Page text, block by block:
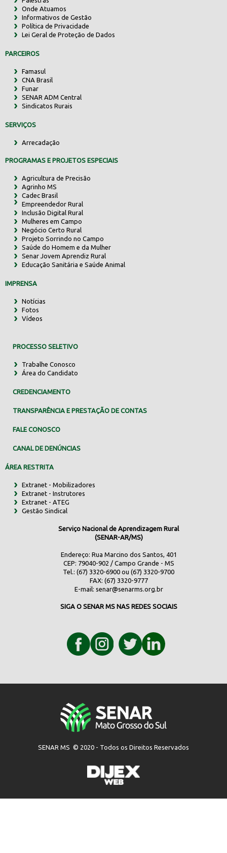
Onde Atuamos
Informativos de Gestão
Política de Privacidade
Lei Geral de Proteção de Dados
PARCEIROS
Famasul
CNA Brasil
Funar
SENAR ADM Central
Sindicatos Rurais
SERVIÇOS
Arrecadação
PROGRAMAS E PROJETOS ESPECIAIS
Agricultura de Precisão
Agrinho MS
Cadec Brasil
Empreendedor Rural
Inclusão Digital Rural
Mulheres em Campo
Negócio Certo Rural
Projeto Sorrindo no Campo
Saúde do Homem e da Mulher
Senar Jovem Aprendiz Rural
Educação Sanitária e Saúde Animal
IMPRENSA
Notícias
Fotos
Vídeos
PROCESSO SELETIVO
Trabalhe Conosco
Área do Candidato
CREDENCIAMENTO
TRANSPARÊNCIA E PRESTAÇÃO DE CONTAS
FALE CONOSCO
CANAL DE DENÚNCIAS
ÁREA RESTRITA
Extranet - Mobilizadores
Extranet - Instrutores
Extranet - ATEG
Gestão Sindical
Serviço Nacional de Aprendizagem Rural
(SENAR-AR/MS)
Endereço: Rua Marcino dos Santos, 401
CEP: 79040-902 / Campo Grande - MS
Tel.: (67) 3320-6900 ou (67) 3320-9700
FAX: (67) 3320-9777
E-mail: senar@senarms.org.br
SIGA O SENAR MS NAS REDES SOCIAIS
SENAR MS © 2020 - Todos os Direitos Reservados